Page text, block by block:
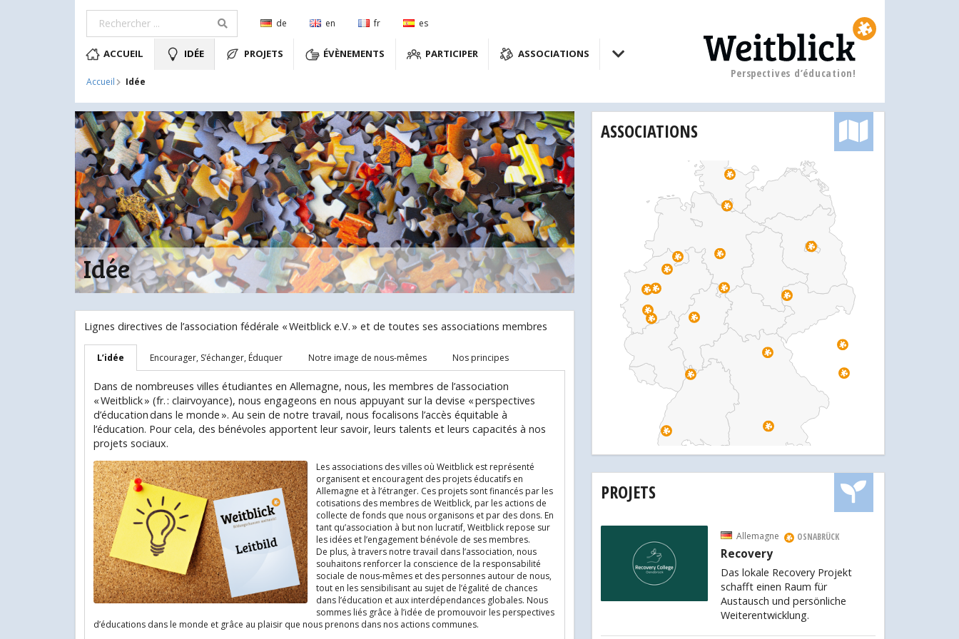
de en fr es
ACCUEIL IDÉE PROJETS ÉVÈNEMENTS PARTICIPER ASSOCIATIONS
Accueil Idée
Perspectives d’éducation!
Idée
Lignes directives de l’association fédérale « Weitblick e.V. » et de toutes ses associations membres
L’idée Encourager, S’échanger, Éduquer Notre image de nous-mêmes Nos principes
Dans de nombreuses villes étudiantes en Allemagne, nous, les membres de l’association
« Weitblick » (fr. : clairvoyance), nous engageons en nous appuyant sur la devise « perspectives
d’éducation dans le monde ». Au sein de notre travail, nous focalisons l’accès équitable à
l’éducation. Pour cela, des bénévoles apportent leur savoir, leurs talents et leurs capacités à nos
projets sociaux.
Les associations des villes où Weitblick est représenté
organisent et encouragent des projets éducatifs en
Allemagne et à l’étranger. Ces projets sont financés par les
cotisations des membres de Weitblick, par les actions de
collecte de fonds que nous organisons et par des dons. En
tant qu’association à but non lucratif, Weitblick repose sur
les idées et l’engagement bénévole de ses membres.
De plus, à travers notre travail dans l’association, nous
souhaitons renforcer la conscience de la responsabilité
sociale de nous-mêmes et des personnes autour de nous,
tout en les sensibilisant au sujet de l’égalité de chances
dans l’éducation et aux interdépendances globales. Nous
sommes liés grâce à l’idée de promouvoir les perspectives
d’éducations dans le monde et grâce au plaisir que nous prenons dans nos actions communes.
ASSOCIATIONS
PROJETS
Allemagne OSNABRÜCK
Recovery
Das lokale Recovery Projekt
schafft einen Raum für
Austausch und persönliche
Weiterentwicklung.